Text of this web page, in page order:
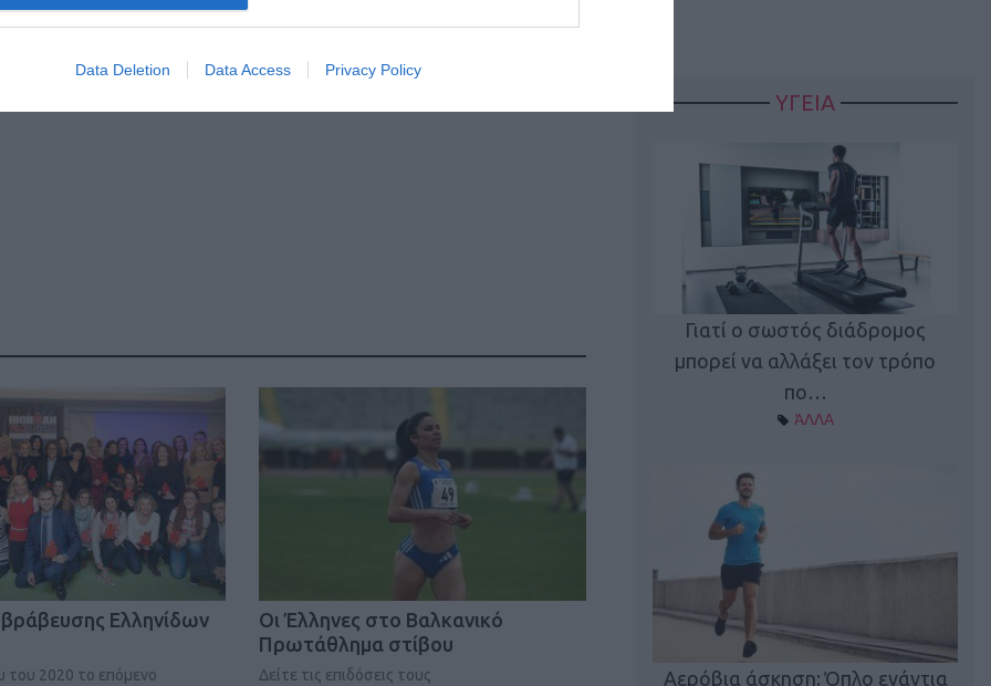
Data Deletion Data Access Privacy Policy
Ελληνίδων
του 2020 το επόμενο
Oι Έλληνες στο Βαλκανικό
Πρωτάθλημα στίβου
Δείτε τις επιδόσεις τους
ΥΓΕΙΑ
Καφές και καφεΐνη
ΓΕΝΙΚΑ ΘΕΜΑΤΑ
New Year Resolutions: Η άσκηση
στην κορυφή για το 2026!
Γιατί ο σωστός διάδρομος
μπορεί να αλλάξει τον τρόπο
πο…
ΆΛΛΑ
Αερόβια άσκηση: Όπλο ενάντια